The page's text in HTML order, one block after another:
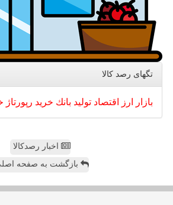
تگهای رصد كالا
بازار ارز اقتصاد تولید بانك خرید رپورتاژ
اخبار رصدکالا
بازگشت به صفحه